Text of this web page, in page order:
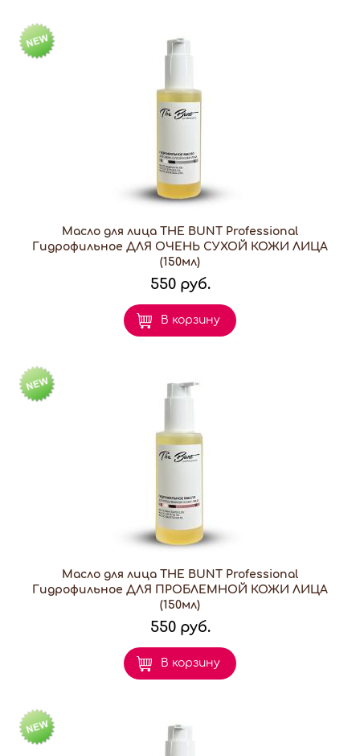
Масло для лица THE BUNT Professional
Гидрофильное ДЛЯ ОЧЕНЬ СУХОЙ КОЖИ ЛИЦА
(150мл)
550 руб.
В корзину
Масло для лица THE BUNT Professional
Гидрофильное ДЛЯ ПРОБЛЕМНОЙ КОЖИ ЛИЦА
(150мл)
550 руб.
В корзину